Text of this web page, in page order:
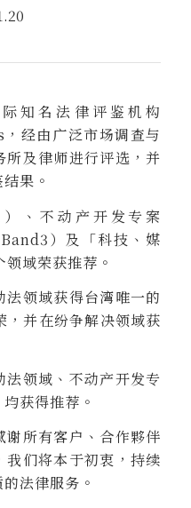
知名法律评鉴机构
经由广泛市场调查与
所及律师进行评选，并
果。
、不动产开发专案
）及「科技、媒
域荣获推荐。
领域获得台湾唯一的
并在纷争解决领域获
领域、不动产开发专
获得推荐。
谢所有客户、合作夥伴
们将本于初衷，持续
法律服务。